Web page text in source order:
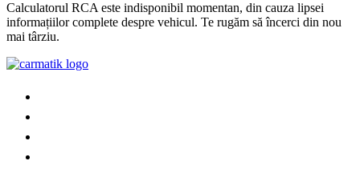
Calculatorul RCA este indisponibil momentan, din cauza lipsei
informațiilor complete despre vehicul. Te rugăm să încerci din nou
mai târziu.